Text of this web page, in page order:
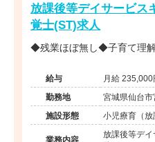
放課後等デイサービス
覚士(ST)求人
◆残業ほぼ無し◆子育て理
給与
勤務地
宮城県仙台
施設形態
小児療育（放
業務内容
放課後等デ